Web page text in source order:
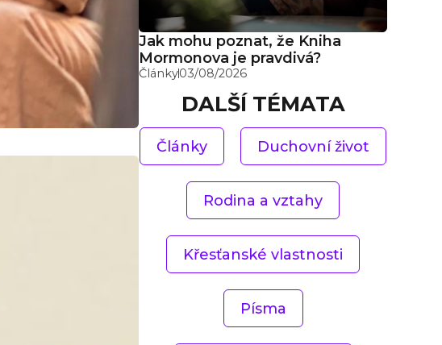
Jak mohu poznat, že Kniha
Mormonova je pravdivá?
Články03/08/2026
DALŠÍ TÉMATA
Články Duchovní život
Rodina a vztahy
Křesťanské vlastnosti
Písma